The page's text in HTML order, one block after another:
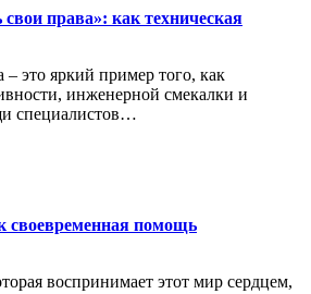
свои права»: как техническая
это яркий пример того, как
инженерной смекалки и
специалистов…
своевременная помощь
воспринимает этот мир сердцем,